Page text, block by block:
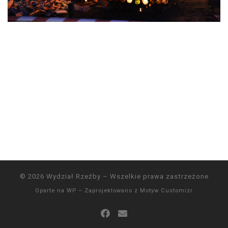
© 2026 Wydział Rzeźby – Wszelkie prawa zastrzeżone
Oparte na WP – Zaprojektowano z Motyw Customizr